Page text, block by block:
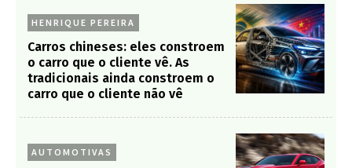
HENRIQUE PEREIRA
Carros chineses: eles constroem
o carro que o cliente vê. As
tradicionais ainda constroem o
carro que o cliente não vê
AUTOMOTIVAS